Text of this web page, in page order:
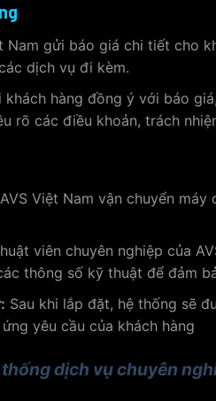
Nam gửi báo giá chi tiết cho
dịch vụ đi kèm.
khách hàng đồng ý với báo
rõ các điều khoản, trách
AVS Việt Nam vận chuyển
viên chuyên nghiệp của
thông số kỹ thuật để đảm
Sau khi lắp đặt, hệ thống sẽ
yêu cầu của khách hàng
thống dịch vụ chuyên